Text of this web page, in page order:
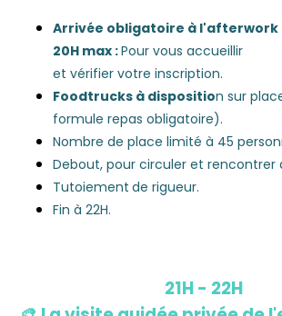
Arrivée obligatoire à l'afterwork
20H max :Pour vous accueillir
et vérifier votre inscription.
Foodtrucks à disposition sur
formule repas obligatoire).
Nombre de place limité à 45
Debout, pour circuler et rencontrer
Tutoiement de rigueur.
Fin à 22H.
21H - 22H